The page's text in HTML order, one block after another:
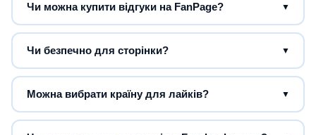
Чи можна купити відгуки на FanPage? ▼
Чи безпечно для сторінки? ▼
Можна вибрати країну для лайків? ▼